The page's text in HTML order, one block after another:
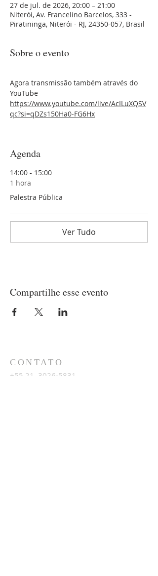
27 de jul. de 2026, 20:00 – 21:00
Niterói, Av. Francelino Barcelos, 333 -
Piratininga, Niterói - RJ, 24350-057, Brasil
Sobre o evento
Agora transmissão também através do
YouTube
https://www.youtube.com/live/AcILuXQSV
qc?si=qDZs150Ha0-FG6Hx
Agenda
14:00 - 15:00
1 hora
Palestra Pública
Ver Tudo
Compartilhe esse evento
CONTATO
+55 21 3026-5831